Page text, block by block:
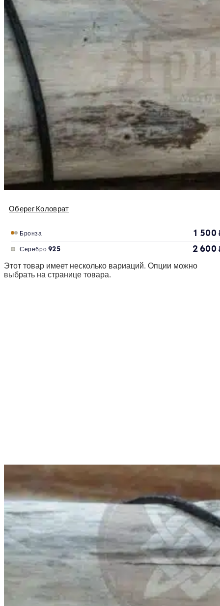
Оберег Коловрат
Бронза 1 500
Серебро 925 2 600
Этот товар имеет несколько вариаций. Опции можно
выбрать на странице товара.